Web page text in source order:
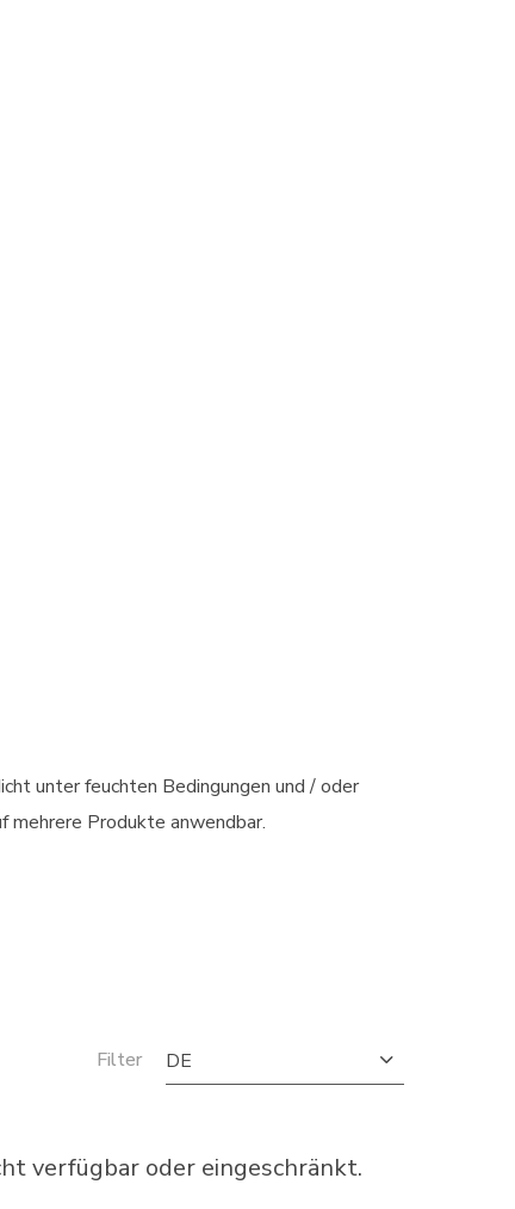
unter feuchten Bedingungen und / oder
mehrere Produkte anwendbar.
Filter DE
verfügbar oder eingeschränkt.